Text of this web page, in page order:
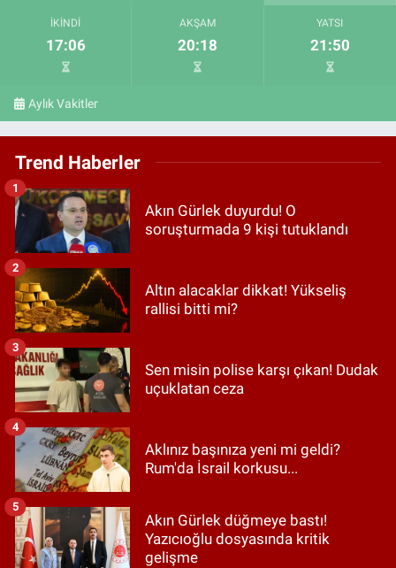
İKINDI
17:06
AKŞAM
20:18
YATSI
21:50
Aylık Vakitler
Trend Haberler
Akın Gürlek duyurdu! O
soruşturmada 9 kişi tutuklandı
1
Altın alacaklar dikkat! Yükseliş
rallisi bitti mi?
2
Sen misin polise karşı çıkan! Dudak
uçuklatan ceza
3
Aklınız başınıza yeni mi geldi?
Rum'da İsrail korkusu...
4
Akın Gürlek düğmeye bastı!
Yazıcıoğlu dosyasında kritik
gelişme
5